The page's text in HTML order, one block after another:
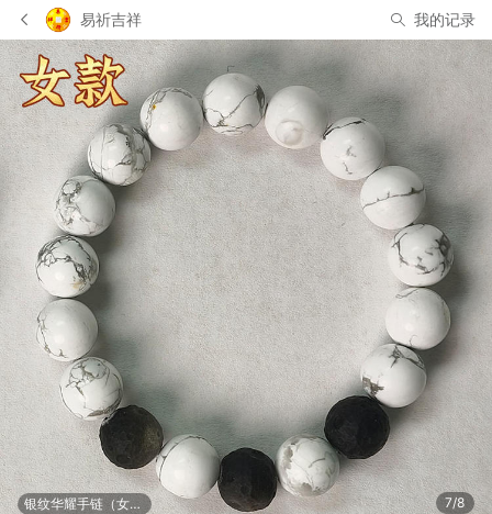
易祈吉祥 我的记录
8/8
银纹华耀手链（男款）